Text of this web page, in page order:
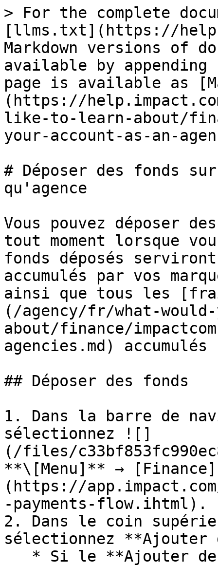
> For the complete
[llms.txt](https://
Markdown versions of
available by
page is available as
(https://
like-to-learn-about/
your-account-as-an-
# Déposer des fonds
qu'agence
Vous pouvez déposer
tout moment lorsque
fonds déposés
accumulés par vos
ainsi que tous les
(/agency/fr/what-
about/finance/
agencies.md)
## Déposer des fonds
1. Dans la barre de
sélectionnez ![]
(/files/
**\[Menu]** → [Finance]
(https://
-payments-flow.ihtml).
2. Dans le coin
sélectionnez **Ajouter